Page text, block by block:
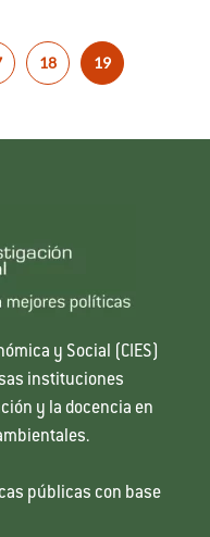
18 19
y Social (CIES)
instituciones
y la docencia en
públicas con base